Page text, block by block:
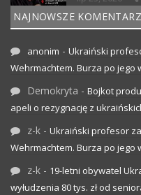
NAJNOWSZE
anonim - Ukraiński
Wehrmachtem. Burza po jego
Demokryta - Bojkot
apeli o rezygnację z
z-k - Ukraiński profesor
Wehrmachtem. Burza po jego
z-k - 19-letni obywatel
wyłudzenia 80 tys. zł od